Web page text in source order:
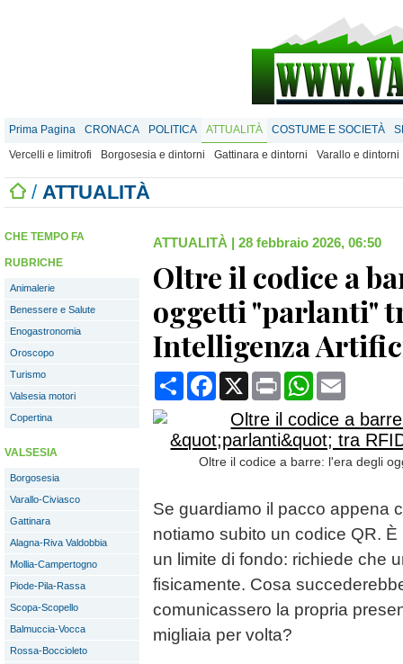
Prima Pagina CRONACA POLITICA ATTUALITÀ COSTUME E SOCIETÀ
Vercelli e limitrofi
Borgosesia e dintorni Gattinara e dintorni Varallo e dintorni
/ ATTUALITÀ
CHE TEMPO FA
RUBRICHE
Animalerie
Benessere e Salute
Enogastronomia
Oroscopo
Turismo
Valsesia motori
Copertina
VALSESIA
Borgosesia
Varallo-Civiasco
Gattinara
Alagna-Riva Valdobbia
Mollia-Campertogno
Piode-Pila-Rassa
Scopa-Scopello
Balmuccia-Vocca
Rossa-Boccioleto
ATTUALITÀ | 28 febbraio 2026, 06:50
Oltre il codice a
oggetti "parlanti"
Intelligenza
CondividiFacebook
X Print WhatsApp
Oltre il codice a barre: l'era degli
Se guardiamo il pacco appena
notiamo subito un codice QR.
un limite di fondo: richiede che
fisicamente. Cosa
comunicassero la propria
migliaia per volta?